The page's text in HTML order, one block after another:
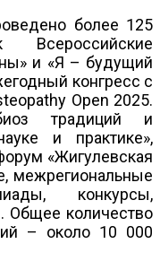
более 125
Всероссийские
и «Я – будущий
конгресс с
Open 2025.
традиций и
и практике»,
«Жигулевская
межрегиональные
конкурсы,
Общее количество
– около 10 000